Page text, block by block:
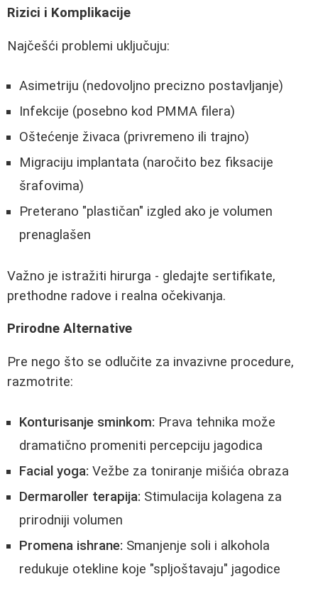
Rizici i Komplikacije
Najčešći problemi uključuju:
Asimetriju (nedovoljno precizno postavljanje)
Infekcije (posebno kod PMMA filera)
Oštećenje živaca (privremeno ili trajno)
Migraciju implantata (naročito bez fiksacije
šrafovima)
Preterano "plastičan" izgled ako je volumen
prenaglašen
Važno je istražiti hirurga - gledajte sertifikate,
prethodne radove i realna očekivanja.
Prirodne Alternative
Pre nego što se odlučite za invazivne procedure,
razmotrite:
Konturisanje sminkom: Prava tehnika može
dramatično promeniti percepciju jagodica
Facial yoga: Vežbe za toniranje mišića obraza
Dermaroller terapija: Stimulacija kolagena za
prirodniji volumen
Promena ishrane: Smanjenje soli i alkohola
redukuje otekline koje "spljoštavaju" jagodice